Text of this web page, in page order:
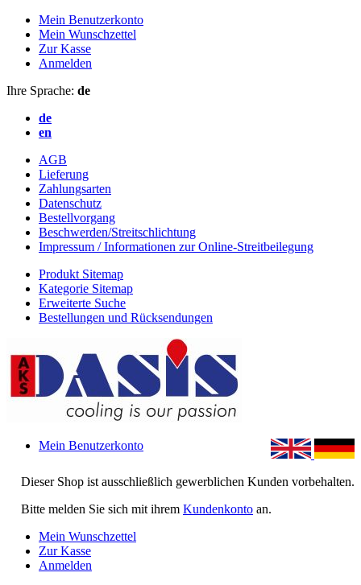
Mein Benutzerkonto
Mein Wunschzettel
Zur Kasse
Anmelden
Ihre Sprache: de
de
en
AGB
Lieferung
Zahlungsarten
Datenschutz
Bestellvorgang
Beschwerden/Streitschlichtung
Impressum / Informationen zur Online-Streitbeilegung
Produkt Sitemap
Kategorie Sitemap
Erweiterte Suche
Bestellungen und Rücksendungen
Dieser Shop ist ausschließlich gewerblichen Kunden vorbehalten.
Bitte melden Sie sich mit ihrem Kundenkonto an.
Mein Benutzerkonto
Mein Wunschzettel
Zur Kasse
Anmelden